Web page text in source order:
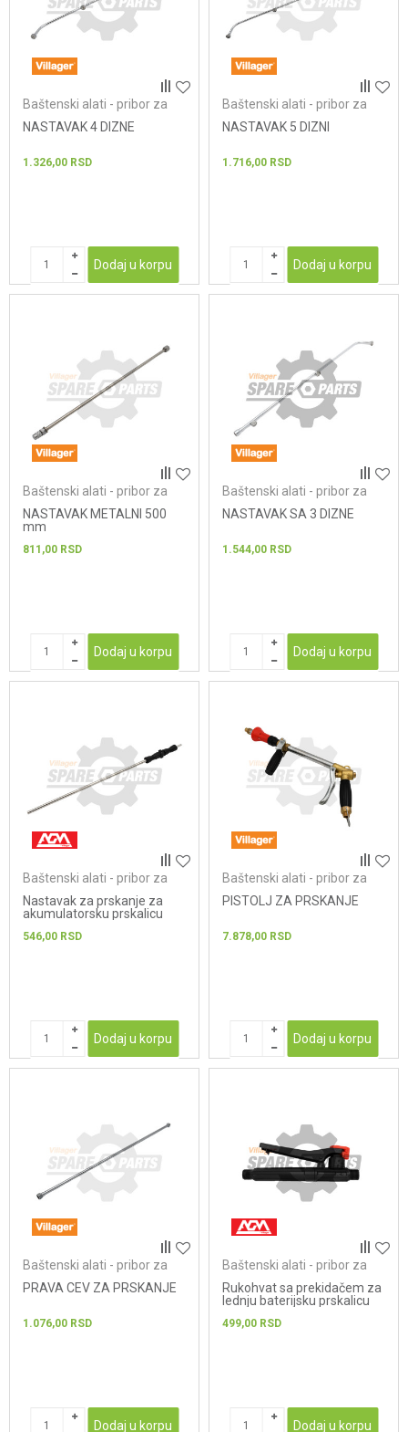
Baštenski alati - pribor za
NASTAVAK 4 DIZNE
1.326,00 RSD
Dodaj u korpu
Baštenski alati - pribor za
NASTAVAK 5 DIZNI
1.716,00 RSD
Dodaj u korpu
Baštenski alati - pribor za
NASTAVAK METALNI 500
mm
811,00 RSD
Dodaj u korpu
Baštenski alati - pribor za
NASTAVAK SA 3 DIZNE
1.544,00 RSD
Dodaj u korpu
Baštenski alati - pribor za
Nastavak za prskanje za
akumulatorsku prskalicu
546,00 RSD
Dodaj u korpu
Baštenski alati - pribor za
PISTOLJ ZA PRSKANJE
7.878,00 RSD
Dodaj u korpu
Baštenski alati - pribor za
PRAVA CEV ZA PRSKANJE
1.076,00 RSD
Dodaj u korpu
Baštenski alati - pribor za
Rukohvat sa prekidačem za
lednju baterijsku prskalicu
499,00 RSD
Dodaj u korpu